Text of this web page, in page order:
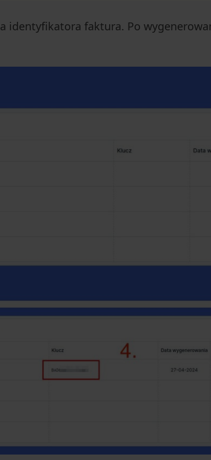
identyfikatora faktura. Po